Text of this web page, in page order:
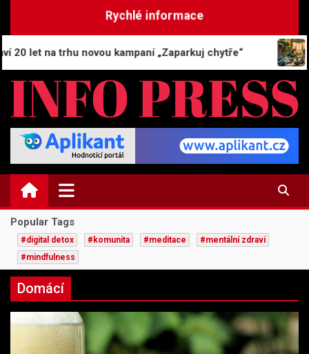
Rychlé informace
„Zaparkuj chytře“ Únik z obrazovek: 7
INFO-PRESS.CZ
Zpravodajský magazín
Popular Tags
#digital detox #komunita #meditace
#mentální zdraví
#mindfulness
Domácí